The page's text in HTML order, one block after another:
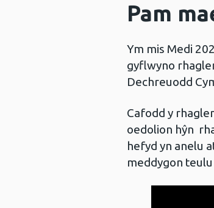
Pam
Ym mis Medi
gyflwyno
Dechreuodd
Cafodd y
oedolion hŷn
hefyd yn anelu
meddygon teulu